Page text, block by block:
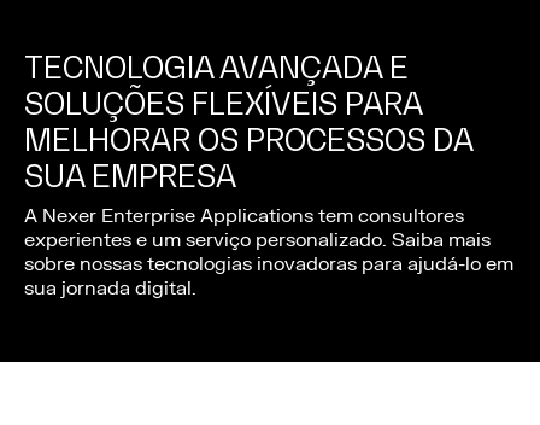
TECNOLOGIA AVANÇADA E
SOLUÇÕES FLEXÍVEIS PARA
MELHORAR OS PROCESSOS DA
SUA EMPRESA
A Nexer Enterprise Applications tem consultores
experientes e um serviço personalizado. Saiba mais
sobre nossas tecnologias inovadoras para ajudá-lo em
sua jornada digital.